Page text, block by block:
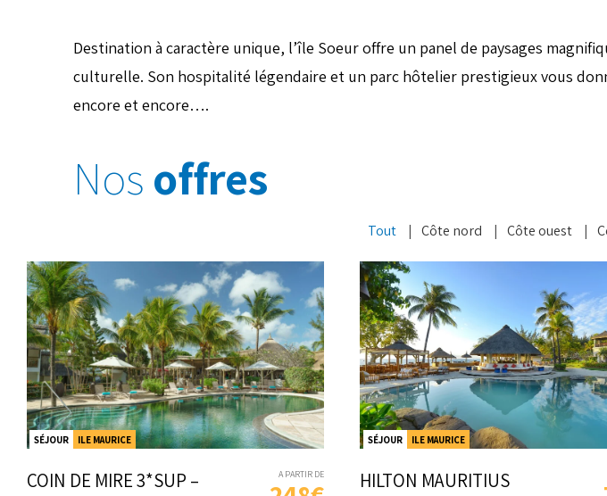
Destination à caractère unique, l’île Soeur offre un panel de paysages
culturelle. Son hospitalité légendaire et un parc hôtelier prestigieux vous
encore et encore….
Nosoffres
Tout | Côte nord | Côte ouest |
SÉJOUR ILE MAURICE
COIN DE MIRE 3*SUP –
A PARTIR DE
SÉJOUR ILE MAURICE
HILTON MAURITIUS